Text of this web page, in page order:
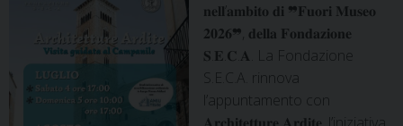
𝐧𝐞𝐥𝐥’𝐚𝐦𝐛𝐢𝐭𝐨 𝐝𝐢 ❞𝐅𝐮𝐨𝐫𝐢 𝐌𝐮𝐬𝐞𝐨
𝟐𝟎𝟐𝟔❞, 𝐝𝐞𝐥𝐥𝐚 𝐅𝐨𝐧𝐝𝐚𝐳𝐢𝐨𝐧𝐞
𝐒.𝐄.𝐂.𝐀. La Fondazione
S.E.C.A. rinnova
l’appuntamento con